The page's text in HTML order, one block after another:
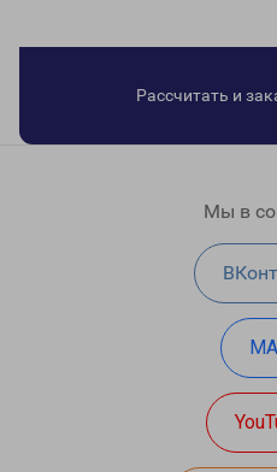
Рассчитать и
Мы в